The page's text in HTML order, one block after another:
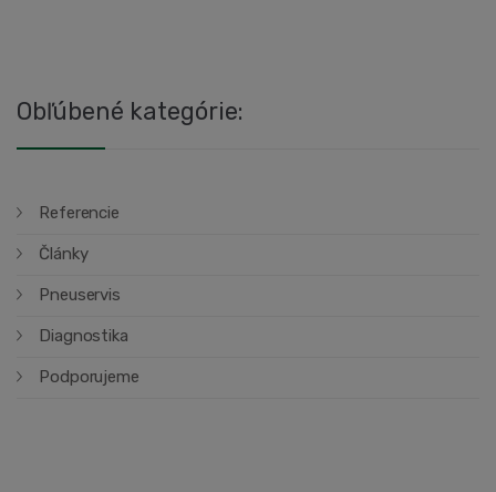
Obľúbené kategórie:
Referencie
Články
Pneuservis
Diagnostika
Podporujeme